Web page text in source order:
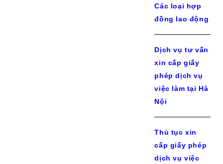
Các loại hợp
đồng lao động
Dịch vụ tư vấn
xin cấp giấy
phép dịch vụ
việc làm tại Hà
Nội
Thủ tục xin
cấp giấy phép
dịch vụ việc